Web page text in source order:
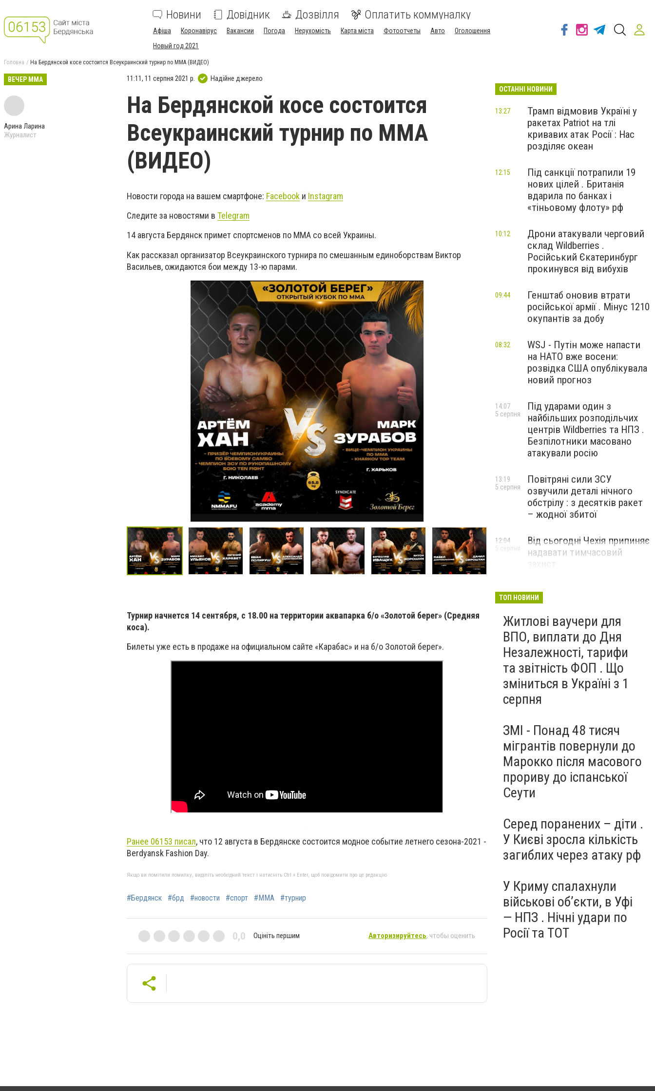
Новини Довідник Дозвілля Оплатить коммуналку
Афіша Коронавірус Вакансии Погода Нерухомість Карта міста Фотоотчеты Авто
Оголошення
Новый год 2021
Головна На Бердянской косе состоится Всеукраинский турнир по ММА (ВИДЕО)
ВЕЧЕР ММА
Арина Ларина
Журналист
11:11, 11 серпня 2021 р. Надійне джерело
На Бердянской косе состоится
Всеукраинский турнир по ММА
(ВИДЕО)
Новости города на вашем смартфоне: Facebook и Instagram
Следите за новостями в Telegram
14 августа Бердянск примет спортсменов по ММА со всей Украины.
Как рассказал организатор Всеукраинского турнира по смешанным единоборствам Виктор
Васильев, ожидаются бои между 13-ю парами.
Турнир начнется 14 сентября, с 18.00 на территории аквапарка б/о «Золотой берег» (Средняя
коса).
Билеты уже есть в продаже на официальном сайте «Карабас» и на б/о Золотой берег».
Ранее 06153 писал, что 12 августа в Бердянске состоится модное событие летнего сезона-2021 -
Berdyansk Fashion Day.
Якщо ви помітили помилку, виділіть необхідний текст і натисніть Ctrl + Enter, щоб повідомити про це редакцію
#Бердянск #брд #новости #спорт #ММА #турнир
0,0 Оцініть першим Авторизируйтесь, чтобы оценить
ОСТАННІ НОВИНИ
Трамп відмовив Україні у
ракетах Patriot на тлі
кривавих атак Росії : Нас
розділяє океан
13:27
Під санкції потрапили 19
нових цілей . Британія
вдарила по банках і
«тіньовому флоту» рф
12:15
Дрони атакували черговий
склад Wildberries .
Російський Єкатеринбург
прокинувся від вибухів
10:12
Генштаб оновив втрати
російської армії . Мінус 1210
окупантів за добу
09:44
WSJ - Путін може напасти
на НАТО вже восени:
розвідка США опублікувала
новий прогноз
08:32
Під ударами один з
найбільших розподільчих
центрів Wildberries та НПЗ .
Безпілотники масовано
атакували росію
14:07
5 серпня
Повітряні сили ЗСУ
озвучили деталі нічного
обстрілу : з десятків ракет
– жодної збитої
13:19
5 серпня
Від сьогодні Чехія припиняє
надавати тимчасовий
12:04
5 серпня
ТОП НОВИНИ
Житлові ваучери для
ВПО, виплати до Дня
Незалежності, тарифи
та звітність ФОП . Що
зміниться в Україні з 1
серпня
ЗМІ - Понад 48 тисяч
мігрантів повернули до
Марокко після масового
прориву до іспанської
Сеути
Серед поранених – діти .
У Києві зросла кількість
загиблих через атаку рф
У Криму спалахнули
військові об’єкти, в Уфі
— НПЗ . Нічні удари по
Росії та ТОТ